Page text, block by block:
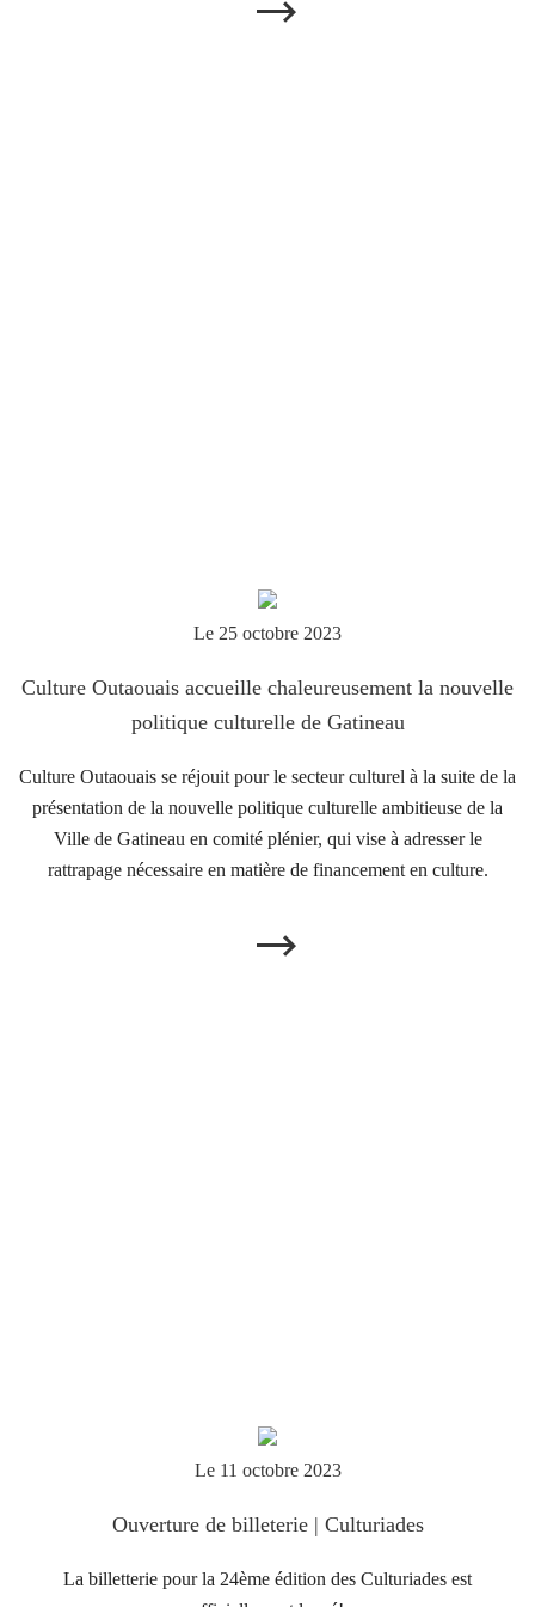
Le 25 octobre 2023
Culture Outaouais accueille chaleureusement la nouvelle
politique culturelle de Gatineau
Culture Outaouais se réjouit pour le secteur culturel à la suite de la
présentation de la nouvelle politique culturelle ambitieuse de la
Ville de Gatineau en comité plénier, qui vise à adresser le
rattrapage nécessaire en matière de financement en culture.
Le 11 octobre 2023
Ouverture de billeterie | Culturiades
La billetterie pour la 24ème édition des Culturiades est